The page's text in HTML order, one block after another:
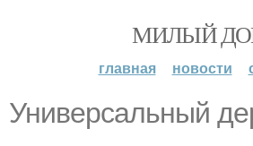
МИЛЫЙ
главная новости
Универсальный